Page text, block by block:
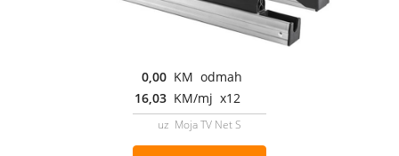
0,00 KM odmah
16,03 KM/mj x12
uz Moja TV Net S